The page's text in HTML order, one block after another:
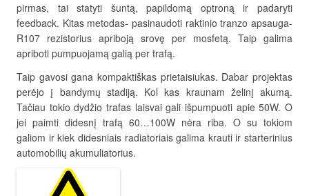
pirmas, tai statyti šuntą, papildomą optroną ir padaryti
feedback. Kitas metodas- pasinaudoti raktinio tranzo apsauga-
R107 rezistorius apriboją srovę per mosfetą. Taip galima
apriboti pumpuojamą galią per trafą.
Taip gavosi gana kompaktiškas prietaisiukas. Dabar projektas
perėjo į bandymų stadiją. Kol kas kraunam želinį akumą.
Tačiau tokio dydžio trafas laisvai gali išpumpuoti apie 50W. O
jei paimti didesnį trafą 60…100W nėra riba. O su tokiom
galiom ir kiek didesniais radiatoriais galima krauti ir starterinius
automobilių akumuliatorius.